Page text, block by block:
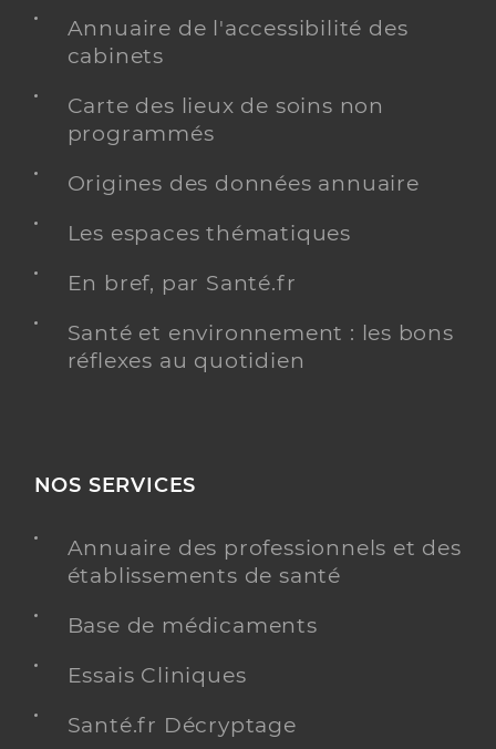
Annuaire de l'accessibilité des
cabinets
Carte des lieux de soins non
programmés
Origines des données annuaire
Les espaces thématiques
En bref, par Santé.fr
Santé et environnement : les bons
réflexes au quotidien
NOS SERVICES
Annuaire des professionnels et des
établissements de santé
Base de médicaments
Essais Cliniques
Santé.fr Décryptage